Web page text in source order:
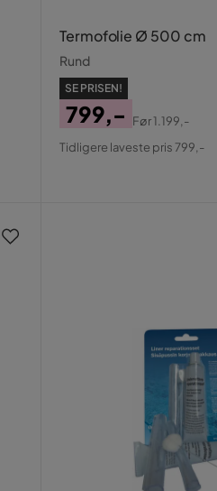
Termofolie Ø 500 cm
Rund
SE PRISEN!
Pris
799,-
Original
Før1.199,-
Tidligere laveste pris 799,-